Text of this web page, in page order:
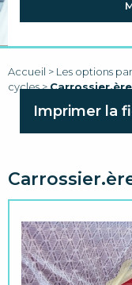
Accueil > Les options
cycles>
Imprimer la